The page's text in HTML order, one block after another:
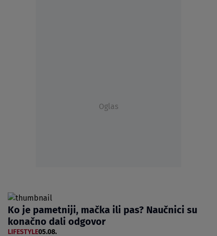
Oglas
Ko je pametniji, mačka ili pas? Naučnici su
konačno dali odgovor
LIFESTYLE05.08.